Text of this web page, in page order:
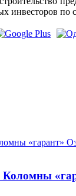
инвесторов по
Коломны